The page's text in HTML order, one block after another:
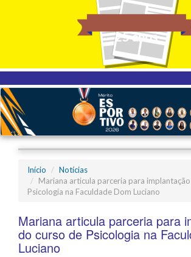
25 anos
Início
Notícias
Mariana articula parceria para
Psicologia na Faculdade Dom Luciano
Mariana articula parceria para
do curso de Psicologia na
Luciano